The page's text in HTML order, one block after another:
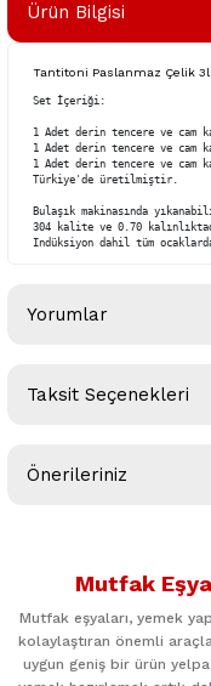
Ürün Bilgisi
Tantitoni Paslanmaz Çelik
Set İçeriği:
1 Adet derin tencere ve cam
1 Adet derin tencere ve cam
1 Adet derin tencere ve cam
Türkiye'de üretilmiştir.
Bulaşık makinasında
304 kalite ve 0.70
Indüksiyon dahil tüm
Yorumlar
Taksit Seçenekleri
Önerileriniz
kullanarak tarafımıza
Ürün resmi
Mutfak
Mutfak eşyaları, yemek
kolaylaştıran önemli
uygun geniş bir ürün